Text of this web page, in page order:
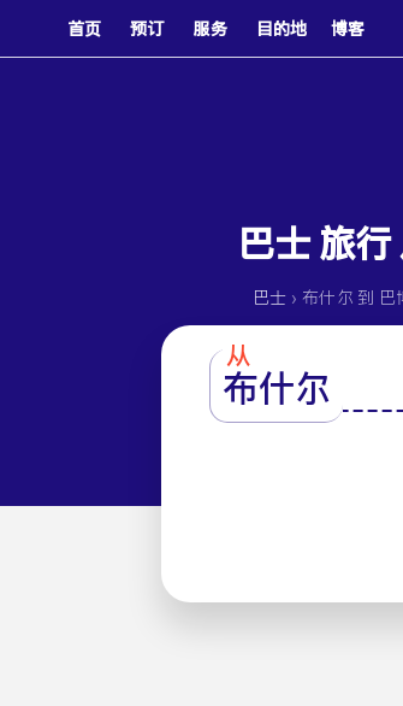
首页 预订 服务 目的地 博客
巴士 旅
巴士 › 布什尔 到 巴
从
布什尔